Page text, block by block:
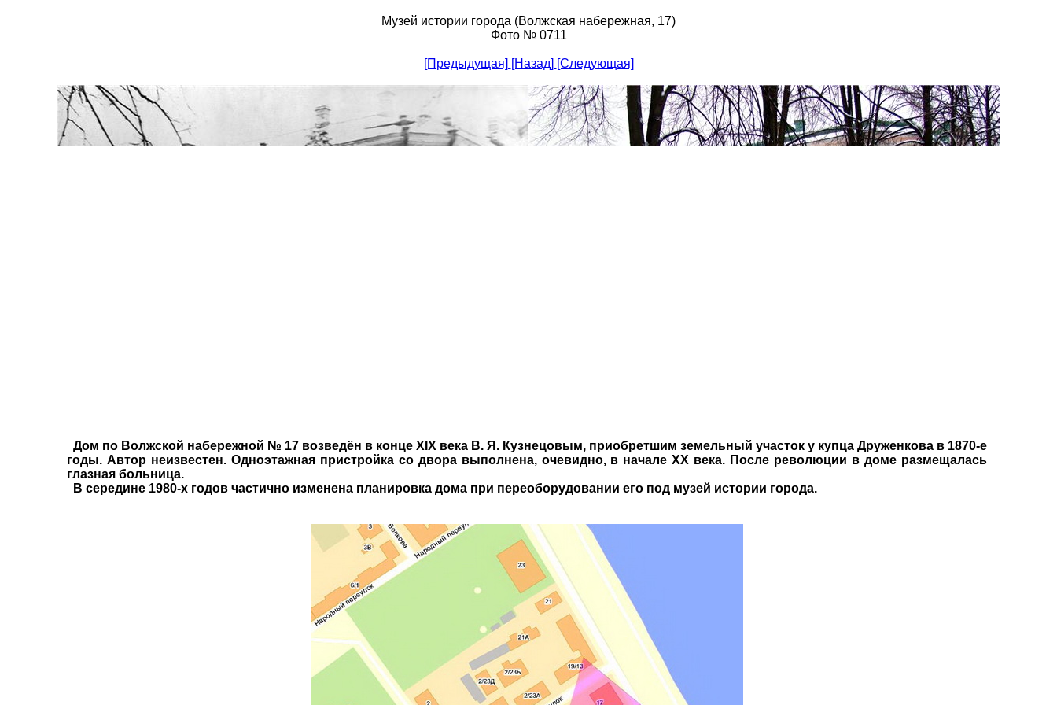
Музей истории города (Волжская набережная, 17)
Фото № 0711
[Предыдущая] [Назад] [Следующая]
Дом по Волжской набережной № 17 возведён в конце XIX века В. Я. Кузнецовым, приобретшим земельный участок у купца Друженкова в 1870-е
годы. Автор неизвестен. Одноэтажная пристройка со двора выполнена, очевидно, в начале XX века. После революции в доме размещалась
глазная больница.
В середине 1980-х годов частично изменена планировка дома при переоборудовании его под музей истории города.